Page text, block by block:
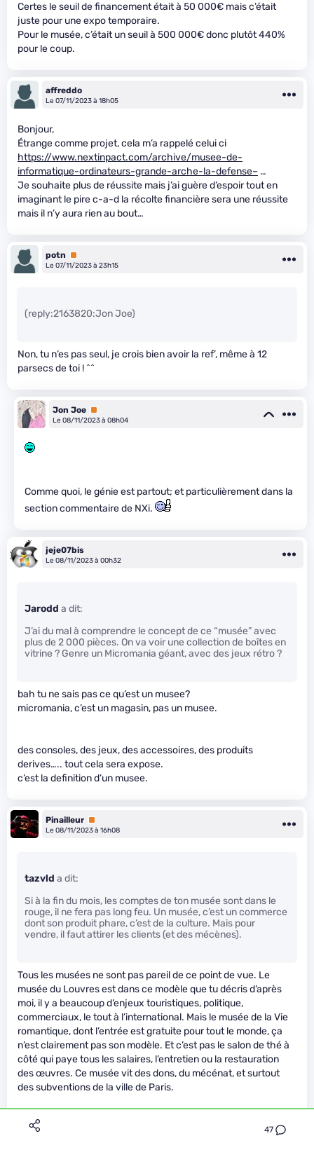
47
Certes le seuil de financement était à 50 000€ mais c’était
juste pour une expo temporaire.
Pour le musée, c’était un seuil à 500 000€ donc plutôt 440%
pour le coup.
affreddo
Le 07/11/2023 à 18h05
Bonjour,
Étrange comme projet, cela m’a rappelé celui ci
https://www.nextinpact.com/archive/musee-de-
informatique-ordinateurs-grande-arche-la-defense– …
Je souhaite plus de réussite mais j’ai guère d’espoir tout en
imaginant le pire c-a-d la récolte financière sera une réussite
mais il n’y aura rien au bout…
potn
Premium
Le 07/11/2023 à 23h15
(reply:2163820:Jon Joe)
Non, tu n’es pas seul, je crois bien avoir la ref’, même à 12
parsecs de toi ! ^^
Jon Joe Premium
Le 08/11/2023 à 08h04
Comme quoi, le génie est partout; et particulièrement dans la
section commentaire de NXi.
jeje07bis
Le 08/11/2023 à 00h32
Jarodd a dit:
J’ai du mal à comprendre le concept de ce “musée” avec
plus de 2 000 pièces. On va voir une collection de boîtes en
vitrine ? Genre un Micromania géant, avec des jeux rétro ?
bah tu ne sais pas ce qu’est un musee?
micromania, c’est un magasin, pas un musee.
des consoles, des jeux, des accessoires, des produits
derives….. tout cela sera expose.
c’est la definition d’un musee.
Pinailleur Premium
Le 08/11/2023 à 16h08
tazvld a dit:
Si à la fin du mois, les comptes de ton musée sont dans le
rouge, il ne fera pas long feu. Un musée, c’est un commerce
dont son produit phare, c’est de la culture. Mais pour
vendre, il faut attirer les clients (et des mécènes).
Tous les musées ne sont pas pareil de ce point de vue. Le
musée du Louvres est dans ce modèle que tu décris d’après
moi, il y a beaucoup d’enjeux touristiques, politique,
commerciaux, le tout à l’international. Mais le musée de la Vie
romantique, dont l’entrée est gratuite pour tout le monde, ça
n’est clairement pas son modèle. Et c’est pas le salon de thé à
côté qui paye tous les salaires, l’entretien ou la restauration
des œuvres. Ce musée vit des dons, du mécénat, et surtout
des subventions de la ville de Paris.
Mais dans ce cas présent, un des risques des subventions est